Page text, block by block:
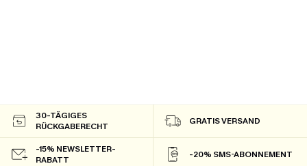
30-TÄGIGES
RÜCKGABERECHT
GRATIS VERSAND
-15% NEWSLETTER-
RABATT
-20% SMS-ABONNEMENT